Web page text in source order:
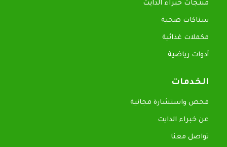
منتجات خبراء الدايت
سناكات صحية
مكملات غذائية
أدوات رياضية
الخدمات
فحص واستشارة مجانية
عن خبراء الدايت
تواصل معنا